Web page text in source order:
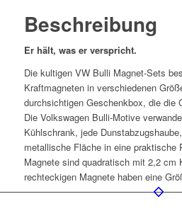
Beschreibung
Er hält, was er verspricht.
Die kultigen VW Bulli Magnet-Sets
Kraftmagneten in verschiedenen
durchsichtigen Geschenkbox, die die
Die Volkswagen Bulli-Motive
Kühlschrank, jede
metallische Fläche in eine praktische
Magnete sind quadratisch mit 2,2 cm
rechteckigen Magnete haben eine